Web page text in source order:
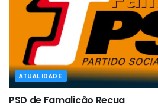
ATUALIDADE
PSD de Famalicão Recua